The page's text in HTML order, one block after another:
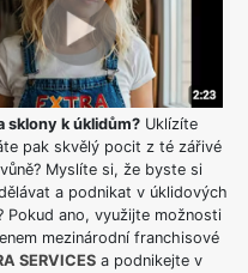
sklony k úklidům?Uklízíte
pak skvělý pocit z té zářivé
Myslíte si, že byste si
a podnikat v úklidových
Pokud ano, využijte možnosti
mezinárodní franchisové
SERVICESa podnikejte v